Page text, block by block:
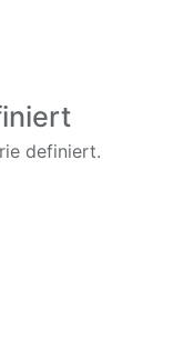
definiert.